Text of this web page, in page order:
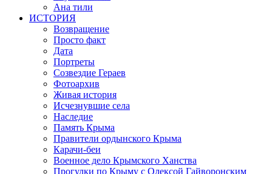
Ана тили
ИСТОРИЯ
Возвращение
Просто факт
Дата
Портреты
Созвездие Гераев
Фотоархив
Живая история
Исчезнувшие села
Наследие
Память Крыма
Правители ордынского Крыма
Карачи-беи
Военное дело Крымского Ханства
Прогулки по Крыму с Олексой Гайворонским